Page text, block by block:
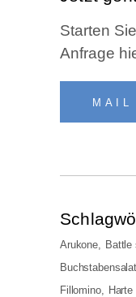
Star­ten
Anfra­ge
MAIL
Arukone Battle
Buchstabensalat
Fillomino